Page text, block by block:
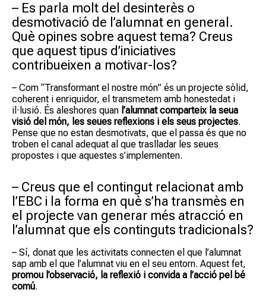
– Es parla molt del desinterès o
desmotivació de l’alumnat en general.
Què opines sobre aquest tema? Creus
que aquest tipus d’iniciatives
contribueixen a motivar-los?
– Com “Transformant el nostre món” és un projecte sòlid,
coherent i enriquidor, el transmetem amb honestedat i
il·lusió. És aleshores quan l’alumnat comparteix la seua
visió del món, les seues reflexions i els seus projectes.
Pense que no estan desmotivats, que el passa és que no
troben el canal adequat al que traslladar les seues
propostes i que aquestes s’implementen.
– Creus que el contingut relacionat amb
l’EBC i la forma en què s’ha transmès en
el projecte van generar més atracció en
l’alumnat que els continguts tradicionals?
– Sí, donat que les activitats connecten el que l’alumnat
sap amb el que l’alumnat viu en el seu entorn. Aquest fet,
promou l’observació, la reflexió i convida a l’acció pel bé
comú.